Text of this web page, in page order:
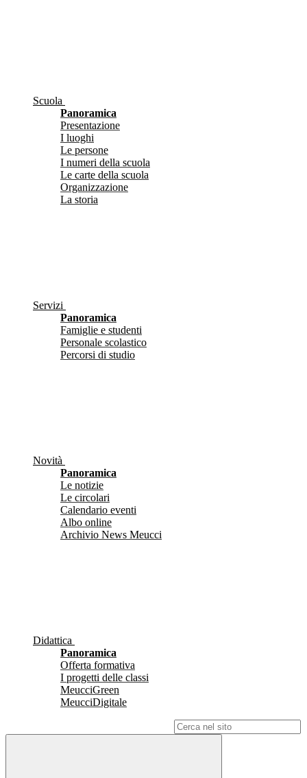
Scuola
Panoramica
Presentazione
I luoghi
Le persone
I numeri della scuola
Le carte della scuola
Organizzazione
La storia
Servizi
Panoramica
Famiglie e studenti
Personale scolastico
Percorsi di studio
Novità
Panoramica
Le notizie
Le circolari
Calendario eventi
Albo online
Archivio News Meucci
Didattica
Panoramica
Offerta formativa
I progetti delle classi
MeucciGreen
MeucciDigitale